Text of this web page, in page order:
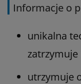
Informacje o
unikalna
zatrzymuje
utrzymuje